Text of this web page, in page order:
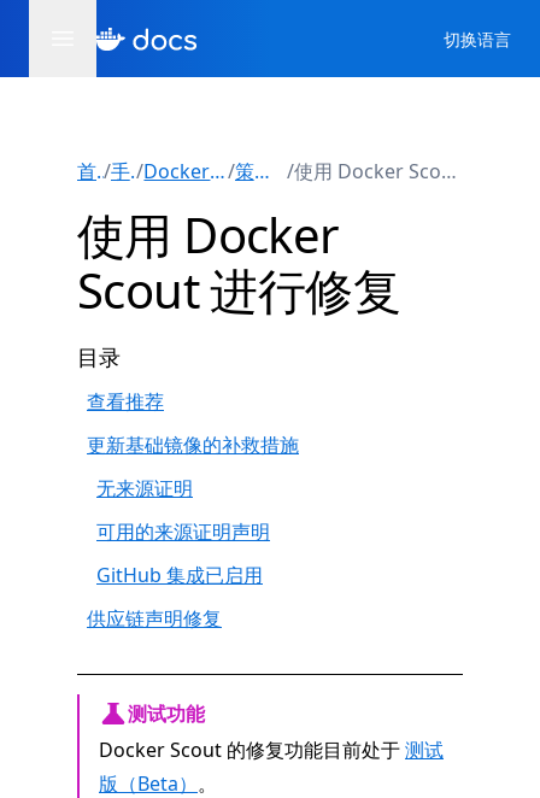
切换语言
首页
/ 手册
/ Docker Scout/ 策略评估 / 使用 Docker Scout 进行修复
使用 Docker
Scout 进行修复
目录
查看推荐
更新基础镜像的补救措施
无来源证明
可用的来源证明声明
GitHub 集成已启用
供应链声明修复
测试功能
Docker Scout 的修复功能目前处于测试
版（Beta） 。